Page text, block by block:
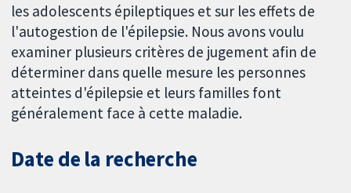
les adolescents épileptiques et sur les effets de
l'autogestion de l'épilepsie. Nous avons voulu
examiner plusieurs critères de jugement afin de
déterminer dans quelle mesure les personnes
atteintes d'épilepsie et leurs familles font
généralement face à cette maladie.
Date de la recherche